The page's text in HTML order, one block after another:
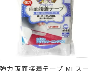
強力両面接着テープ MFスー